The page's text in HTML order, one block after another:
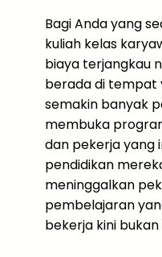
Bagi Anda yang
kuliah kelas
biaya terjangkau
berada di tempat
semakin banyak
membuka
dan pekerja yang
pendidikan
meninggalkan
pembelajaran
bekerja kini